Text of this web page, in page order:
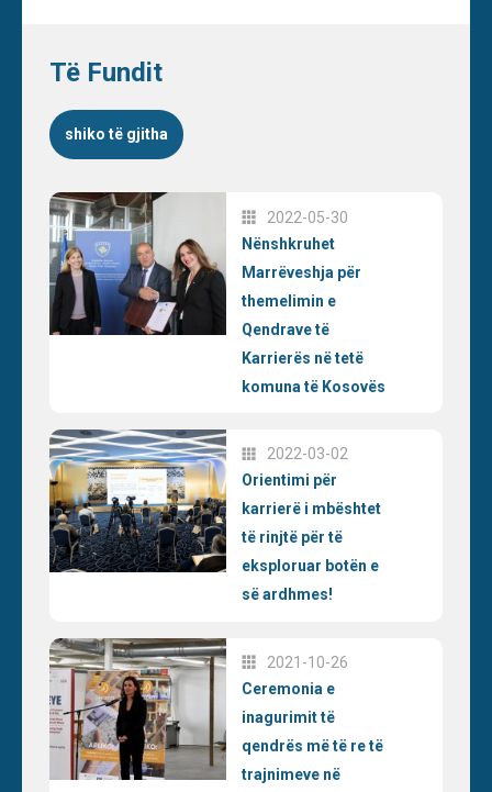
Të Fundit
shiko të gjitha
2022-05-30
Nënshkruhet
Marrëveshja për
themelimin e
Qendrave të
Karrierës në tetë
komuna të Kosovës
2022-03-02
Orientimi për
karrierë i mbështet
të rinjtë për të
eksploruar botën e
së ardhmes!
2021-10-26
Ceremonia e
inagurimit të
qendrës më të re të
trajnimeve në